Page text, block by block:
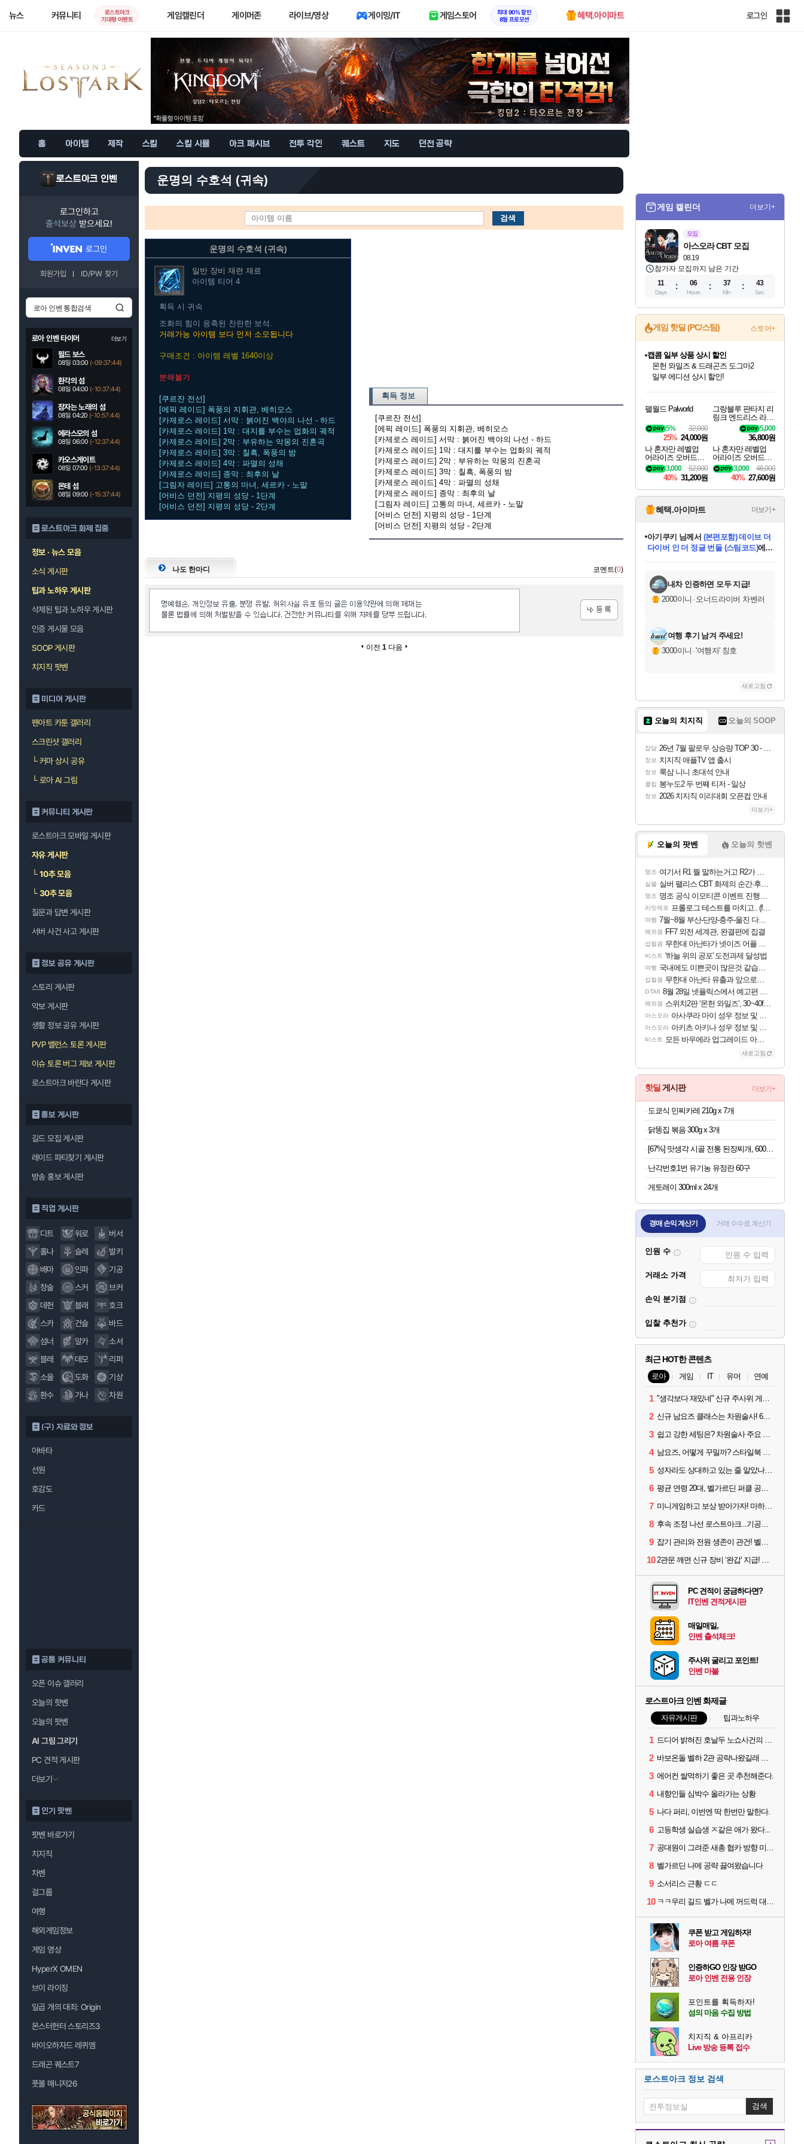
뉴스 커뮤니티
로스트아크
기대평 이벤트
게임캘린더 게이머존 라이브/영상 게이밍/IT 게임스토어
최대 90% 할인
8월 프로모션
혜택.아이마트 로그인
인
홈 아이템 제작 스킬 스킬 시뮬 아크 패시브 전투 각인 퀘스트 지도 던전 공략
로스트아크 인벤
로그인하고
출석보상 받으세요!
로그인
회원가입 ID/PW 찾기
로아 인벤 타이머 더보기
필드 보스
08일 03:00 (-09:37:43)
환각의 섬
08일 04:00 (-10:37:43)
잠자는 노래의 섬
08일 04:20 (-10:57:43)
에라스모의 섬
08일 06:00 (-12:37:43)
카오스게이트
08일 07:00 (-13:37:43)
몬테 섬
08일 09:00 (-15:37:43)
로스트아크 화제 집중
정보 · 뉴스 모음
소식 게시판
팁과 노하우 게시판
삭제된 팁과 노하우 게시판
인증 게시물 모음
SOOP 게시판
치지직 팟벤
미디어 게시판
팬아트 카툰 갤러리
스크린샷 갤러리
└커마 상시 공유
└로아 AI 그림
커뮤니티 게시판
로스트아크 모바일 게시판
자유 게시판
└10추 모음
└30추 모음
질문과 답변 게시판
서버 사건 사고 게시판
정보 공유 게시판
스토리 게시판
악보 게시판
생활 정보 공유 게시판
PVP 밸런스 토론 게시판
이슈 토론 버그 제보 게시판
로스트아크 바란다 게시판
홍보 게시판
길드 모집 게시판
레이드 파티찾기 게시판
방송 홍보 게시판
직업 게시판
디트 워로
버서
홀나
슬레
발키
배마
인파
기공
창술
스커
브커
데헌
블래
호크
스카
건슬
바드
섬너
알카
소서
블레
데모
리퍼
소울
도화
기상
환수
가나 차원
(구) 자료와 정보
아바타
선원
호감도
카드
공통 커뮤니티
오픈 이슈 갤러리
오늘의 핫벤
오늘의 팟벤
AI 그림 그리기
PC 견적 게시판
더보기
인기 팟벤
팟벤 바로가기
치지직
차벤
걸그룹
여행
해외게임정보
게임 영상
HyperX OMEN
브이 라이징
일곱 개의 대죄: Origin
몬스터헌터 스토리즈3
바이오하자드 레퀴엠
드래곤 퀘스트7
풋볼 매니저26
운명의 수호석 (귀속)
검색
운명의 수호석 (귀속)
일반 장비 재련 재료
아이템 티어 4
획득 시 귀속
조화의 힘이 응축된 찬란한 보석.
거래가능 아이템 보다 먼저 소모됩니다
구매조건 : 아이템 레벨 1640이상
분해불가
[쿠르잔 전선]
[에픽 레이드] 폭풍의 지휘관, 베히모스
[카제로스 레이드] 서막 : 붉어진 백야의 나선 - 하드
[카제로스 레이드] 1막 : 대지를 부수는 업화의 궤적
[카제로스 레이드] 2막 : 부유하는 악몽의 진혼곡
[카제로스 레이드] 3막 : 칠흑, 폭풍의 밤
[카제로스 레이드] 4막 : 파멸의 성채
[카제로스 레이드] 종막 : 최후의 날
[그림자 레이드] 고통의 마녀, 세르카 - 노말
[어비스 던전] 지평의 성당 - 1단계
[어비스 던전] 지평의 성당 - 2단계
획득 정보
[쿠르잔 전선]
[에픽 레이드] 폭풍의 지휘관, 베히모스
[카제로스 레이드] 서막 : 붉어진 백야의 나선 - 하드
[카제로스 레이드] 1막 : 대지를 부수는 업화의 궤적
[카제로스 레이드] 2막 : 부유하는 악몽의 진혼곡
[카제로스 레이드] 3막 : 칠흑, 폭풍의 밤
[카제로스 레이드] 4막 : 파멸의 성채
[카제로스 레이드] 종막 : 최후의 날
[그림자 레이드] 고통의 마녀, 세르카 - 노말
[어비스 던전] 지평의 성당 - 1단계
[어비스 던전] 지평의 성당 - 2단계
나도 한마디 코멘트(0)
이전 1 다음
게임 캘린더 더보기+
모집
08.19
아스오라 CBT 모집
참가자 모집까지 남은 기간
11
Days
06
Hours
37
Min
42
Sec
게임 핫딜 (PC/스팀) 스토어+
최대 90% 할인가를 만나보세요!
네이버혜택과 함께 만나보세요!
50%할인&추가 적립까지!
네이버 포인트 혜택까지!
이니&베니 혜택까지!
네이버 혜택가와 함께 예약하세요!
할인&네이버혜택으로 만나보세요!
네이버페이 혜택과 만나보세요!
40주년 프로모션으로 만나보세요!
할인가에 만나보세요!
일부 에디션 상시 할인!
스타워즈 은하계 레이서
인벤게임즈에서 10% 추가 적립
혜택으로 예약 판매 중
편안하게 충전하세요
팰월드 Palworld
32,000
5%
25% 24,000원
그랑블루 판타지 리
링크 엔드리스 라그
나로크 업그레이드
킷 Granblue Fantasy
Relink Endless Ragn
arok Upgrade Kit DL
C
5,000
36,800원
나 혼자만 레벨업
어라이즈 오버드라
이브 디럭스 에디션
Solo Leveling Arise
Overdrive Deluxe Edi
tion
52,000
3,000
40% 31,200원
나 혼자만 레벨업
어라이즈 오버드라
이브 Solo Leveling A
rise
46,000
3,000
40% 27,600원
혜택.아이마트 더보기+
교환.
당첨되셨습니다.
당첨되셨습니다.
당첨되셨습니다.
당첨되셨습니다.
아기쿠키 님께서 (본편포함) 데이브 더
다이버 인 더 정글 번들 (스팀코드)에
당첨되셨습니다.
당첨되셨습니다.
에디션 (스팀코드)를 교환.
당첨되셨습니다.
내차 인증하면 모두 지급!
2000이니 · 오너드라이버 차벤러
여행 후기 남겨 주세요!
3000이니 ·'여행자' 칭호
새로고침
오늘의 치지직 오늘의 SOOP
잡담 26년 7월 팔로우 상승량 TOP 30 - 월간 치지직
정보 치지직 애플TV 앱 출시
정보 룩삼 니니 초대석 안내
클립 봉누도2 두 번째 티저 - 일상
정보 2026 치지직 이리대회 오픈컵 안내
더보기+
오늘의 팟벤 오늘의 핫벤
명조 여기서 R1 뭘 말하는거고 R2가 뭘말하는걸까요?
실팰 실버 팰리스 CBT 화제의 순간·후기 모음
명조 명조 공식 이모티콘 이벤트 진행해봤습니다! 참여부터 추첨까지????
리밋제로 프롤로그 테스트를 마치고.. (feat. 리아)
여행 7월~8월 부산-단양-충주-울진 다녀왔어요~
해외겜 FF7 외전 세계관, 완결편에 집결
섭컬겜 무한대 아난타가 넷이즈 어플 달력에 일정 등록
비스트 '하늘 위의 공포' 도전과제 달성법
여행 국내에도 이쁜곳이 많은것 같습니다
섭컬겜 무한대 아난타 유출과 앞으로의 예상 (루머)
GTA6 8월 28일 넷플릭스에서 예고편 공개 예정
해외겜 스위치2판 ‘몬헌 와일즈’, 30~40fps 목표 추정
아스오라 아사쿠라 마이 성우 정보 및 주요 필모
아스오라 아키츠 아키나 성우 정보 및 주요 필모
비스트 모든 바우에라 업그레이드 아이템 획득 위치 공략 (89개)
새로고침
핫딜 게시판 더보기+
도쿄식 민찌카레 210g x 7개
닭똥집 볶음 300g x 3개
[67%] 맛생각 시골 전통 된장찌개, 600g, 5개
난각번호1번 유기농 유정란 60구
게토레이 300ml x 24개
경매 손익 계산기 거래 수수료 계산기
인원 수
거래소 가격
손익 분기점
입찰 추천가
최근 HOT한 콘텐츠
로아 게임 IT 유머 연예
1 "생각보다 재밌네" 신규 주사위 게임 티카투카 호평
2 신규 남요즈 클래스는 차원술사! 6월 20일 로아온 썸머 정리
3 쉽고 강한 세팅은? 차원술사 주요 빌드와 스킬 코드
4 남요즈, 어떻게 꾸밀까? 스타일북 인기 차원술사 커스터마이즈
5 성자라도 상대하고 있는 줄 알았나? 벨가르딘 이모저모
6 평균 연령 20대, 벨가르딘 퍼클 공대 '영로티'를 만나다
7 미니게임하고 보상 받아가자! 마하라카 썸머 캠프 할 일은?
8 후속 조정 나선 로스트아크...기공사, 차원술사 하향
9 잡기 관리와 전원 생존이 관건! 벨가르딘 유물 칭호 획득방법 정리
10 2관문 깨면 신규 장비 ‘완갑’ 지급! 그림자 레이드 벨가르딘 공개
PC 견적이 궁금하다면?
IT인벤 견적게시판
매일매일,
인벤 출석체크!
주사위 굴리고 포인트!
인벤 마블
로스트아크 인벤 화제글
자유게시판 팁과노하우
1 드디어 밝혀진 호날두 노쇼사건의 진실 ㅁㅊㄷㄷㄷㄷ
2 바보온돌 벨하 2관 공략나왔길래 보는데
3 에어컨 쌀먹하기 좋은 곳 추천해준다.
4 내향인들 심박수 올라가는 상황
5 나다 퍼리, 이번엔 딱 한번만 말한다.
6 고등학생 실습생 ㅈ같은 애가 왔다...
7 공대원이 그려준 새총 협카 방향 미리 아는법
8 벨가르딘 나메 공략 끓여왔습니다
9 소서리스 근황 ㄷㄷ
10 ㅋㅋ우리 길드 벨가 나메 꺼드럭 대다가 싸움났다
쿠폰 받고 게임하자!
로아 여름 쿠폰
인증하GO 인장 받GO
로아 인벤 전용 인장
포인트를 획득하자!
섬의 마음 수집 방법
치지직 & 아프리카
Live 방송 등록 접수
로스트아크 정보 검색
검색